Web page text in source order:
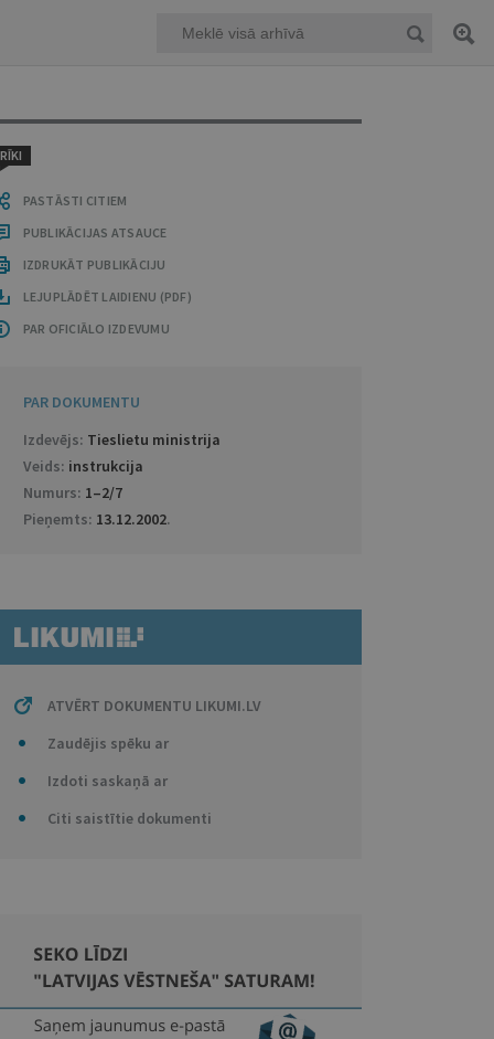
RĪKI
PASTĀSTI CITIEM
PUBLIKĀCIJAS ATSAUCE
IZDRUKĀT PUBLIKĀCIJU
LEJUPLĀDĒT LAIDIENU (PDF)
PAR OFICIĀLO IZDEVUMU
PAR DOKUMENTU
Izdevējs: Tieslietu ministrija
Veids: instrukcija
Numurs: 1–2/7
Pieņemts: 13.12.2002.
ATVĒRT DOKUMENTU LIKUMI.LV
Zaudējis spēku ar
Izdoti saskaņā ar
Citi saistītie dokumenti